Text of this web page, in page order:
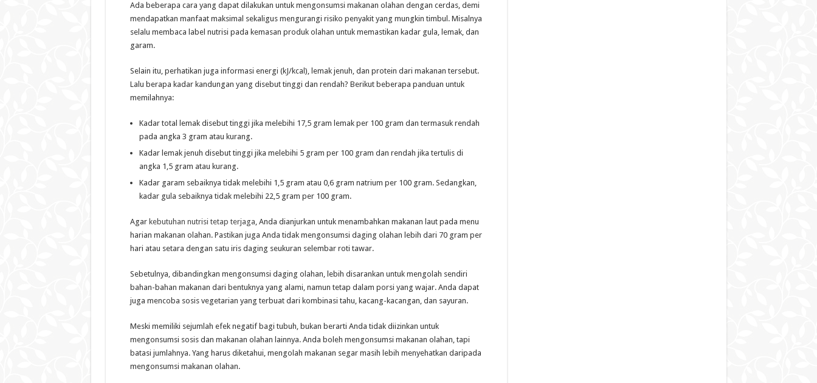
Ada beberapa cara yang dapat dilakukan untuk mengonsumsi makanan olahan dengan cerdas, demi
mendapatkan manfaat maksimal sekaligus mengurangi risiko penyakit yang mungkin timbul. Misalnya
selalu membaca label nutrisi pada kemasan produk olahan untuk memastikan kadar gula, lemak, dan
garam.
Selain itu, perhatikan juga informasi energi (kJ/kcal), lemak jenuh, dan protein dari makanan tersebut.
Lalu berapa kadar kandungan yang disebut tinggi dan rendah? Berikut beberapa panduan untuk
memilahnya:
Kadar total lemak disebut tinggi jika melebihi 17,5 gram lemak per 100 gram dan termasuk rendah
pada angka 3 gram atau kurang.
Kadar lemak jenuh disebut tinggi jika melebihi 5 gram per 100 gram dan rendah jika tertulis di
angka 1,5 gram atau kurang.
Kadar garam sebaiknya tidak melebihi 1,5 gram atau 0,6 gram natrium per 100 gram. Sedangkan,
kadar gula sebaiknya tidak melebihi 22,5 gram per 100 gram.
Agar kebutuhan nutrisi tetap terjaga, Anda dianjurkan untuk menambahkan makanan laut pada menu
harian makanan olahan. Pastikan juga Anda tidak mengonsumsi daging olahan lebih dari 70 gram per
hari atau setara dengan satu iris daging seukuran selembar roti tawar.
Sebetulnya, dibandingkan mengonsumsi daging olahan, lebih disarankan untuk mengolah sendiri
bahan-bahan makanan dari bentuknya yang alami, namun tetap dalam porsi yang wajar. Anda dapat
juga mencoba sosis vegetarian yang terbuat dari kombinasi tahu, kacang-kacangan, dan sayuran.
Meski memiliki sejumlah efek negatif bagi tubuh, bukan berarti Anda tidak diizinkan untuk
mengonsumsi sosis dan makanan olahan lainnya. Anda boleh mengonsumsi makanan olahan, tapi
batasi jumlahnya. Yang harus diketahui, mengolah makanan segar masih lebih menyehatkan daripada
mengonsumsi makanan olahan.